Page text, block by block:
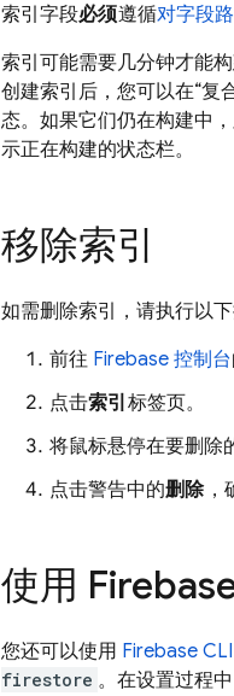
索引字段必须遵循对字段
索引可能需要几分钟才能
创建索引后，您可以在“复
态。如果它们仍在构建中
示正在构建的状态栏。
移除索引
如需删除索引，请执行以下
前往 Firebase 控制台
点击索引 标签页。
将鼠标悬停在要删除
点击警告中的删除，
使用
您还可以使用 Firebase CLI
firestore 。在设置过程